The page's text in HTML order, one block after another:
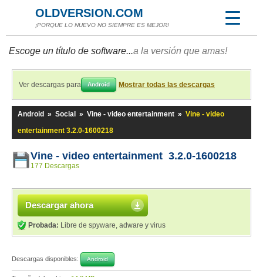
OLDVERSION.COM
¡PORQUE LO NUEVO NO SIEMPRE ES MEJOR!
Escoge un título de software...a la versión que amas!
Ver descargas para Android Mostrar todas las descargas
Android » Social » Vine - video entertainment » Vine - video
entertainment 3.2.0-1600218
Vine - video entertainment 3.2.0-1600218
177 Descargas
Descargar ahora
Probada: Libre de spyware, adware y virus
Descargas disponibles: Android